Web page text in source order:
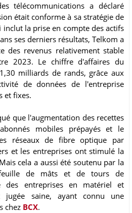
télécommunications a déclaré
était conforme à sa stratégie de
la prise en compte des actifs
ses derniers résultats, Telkom a
des revenus relativement stable
2023. Le chiffre d'affaires du
milliards de rands, grâce aux
de données de l'entreprise
et fixes.
que l'augmentation des recettes
mobiles prépayés et le
réseaux de fibre optique par
et les entreprises ont stimulé la
cela a aussi été soutenu par la
de mâts et de tours de
des entreprises en matériel et
jugée saine, ayant connu une
chez BCX.